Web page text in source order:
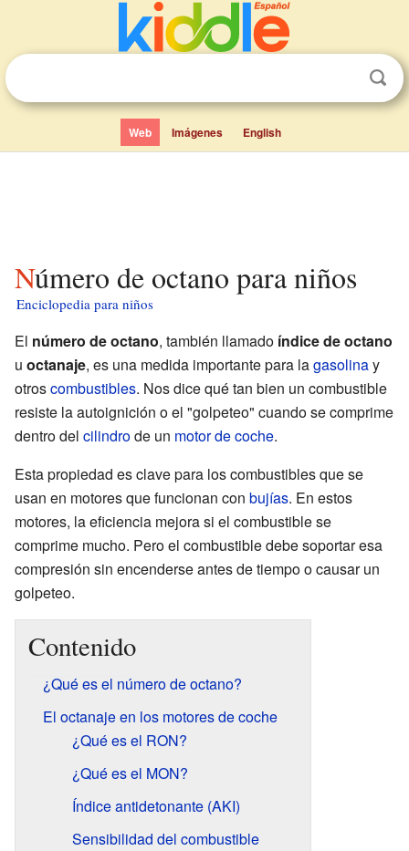
Web Imágenes English
Número de octano para niños
Enciclopedia para niños
El número de octano, también llamado índice de octano
u octanaje, es una medida importante para lagasolinay
otroscombustibles. Nos dice qué tan bien un combustible
resiste la autoignición o el "golpeteo" cuando se comprime
dentro del cilindrode un motor de coche.
Esta propiedad es clave para los combustibles que se
usan en motores que funcionan con bujías. En estos
motores, la eficiencia mejora si el combustible se
comprime mucho. Pero el combustible debe soportar esa
compresión sin encenderse antes de tiempo o causar un
golpeteo.
Contenido
¿Qué es el número de octano?
El octanaje en los motores de coche
¿Qué es el RON?
¿Qué es el MON?
Índice antidetonante (AKI)
Sensibilidad del combustible